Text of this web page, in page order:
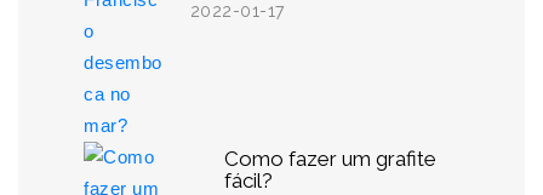
2022-01-17
Como fazer um grafite
fácil?